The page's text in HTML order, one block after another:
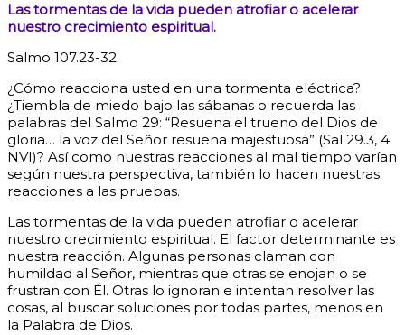
Las tormentas de la vida pueden atrofiar o acelerar
nuestro crecimiento espiritual.
Salmo 107.23-32
¿Cómo reacciona usted en una tormenta eléctrica?
¿Tiembla de miedo bajo las sábanas o recuerda las
palabras del Salmo 29: “Resuena el trueno del Dios de
gloria… la voz del Señor resuena majestuosa” (Sal 29.3, 4
NVI)? Así como nuestras reacciones al mal tiempo varían
según nuestra perspectiva, también lo hacen nuestras
reacciones a las pruebas.
Las tormentas de la vida pueden atrofiar o acelerar
nuestro crecimiento espiritual. El factor determinante es
nuestra reacción. Algunas personas claman con
humildad al Señor, mientras que otras se enojan o se
frustran con Él. Otras lo ignoran e intentan resolver las
cosas, al buscar soluciones por todas partes, menos en
la Palabra de Dios.